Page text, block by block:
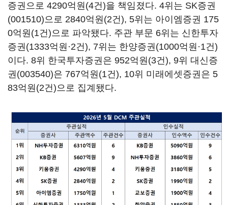
증권으로 4290억원(4건)을 책임졌다. 4위는 SK증권
(001510)으로 2840억원(2건), 5위는 아이엠증권 175
0억원(1건)으로 파악됐다. 주관 부문 6위는 신한투자
증권(1333억원·2건), 7위는 한양증권(1000억원·1건)
이다. 8위 한국투자증권은 952억원(3건), 9위 대신증
권(003540)은 767억원(1건), 10위 미래에셋증권은 5
83억원(2건)으로 집계됐다.